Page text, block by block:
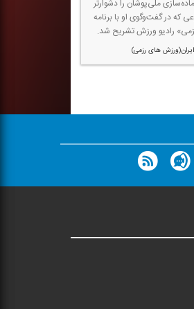
ملی‌پوشان را دشوارتر
كه در گفت‌وگوی او با برنامه
رادیو ورزش تشریح شد.
های رزمی)